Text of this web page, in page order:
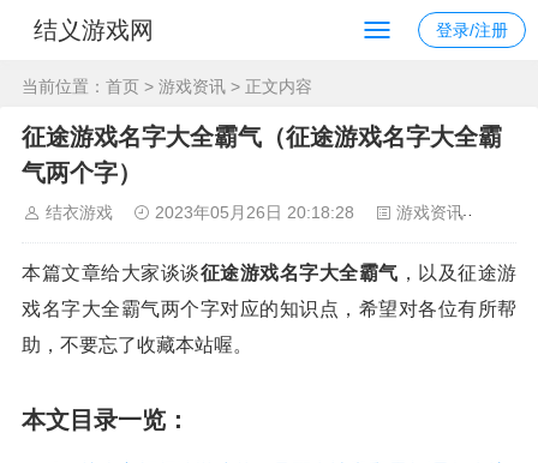
结义游戏网 登录/注册
当前位置： 首页 > 游戏资讯 > 正文内容
征途游戏名字大全霸气（征途游戏名字大全霸
气两个字）
结衣游戏 2023年05月26日 20:18:28 游戏资讯
本篇文章给大家谈谈征途游戏名字大全霸气 ，以及征途游
戏名字大全霸气两个字对应的知识点，希望对各位有所帮
助，不要忘了收藏本站喔。
本文目录一览：